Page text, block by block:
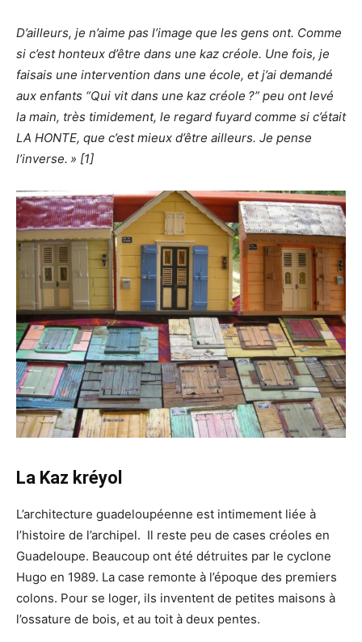
D’ailleurs, je n’aime pas l’image que les gens ont. Comme
si c’est honteux d’être dans une kaz créole. Une fois, je
faisais une intervention dans une école, et j’ai demandé
aux enfants “Qui vit dans une kaz créole ?” peu ont levé
la main, très timidement, le regard fuyard comme si c’était
LA HONTE, que c’est mieux d’être ailleurs. Je pense
l’inverse. » [1]
La Kaz kréyol
L’architecture guadeloupéenne est intimement liée à
l’histoire de l’archipel. Il reste peu de cases créoles en
Guadeloupe. Beaucoup ont été détruites par le cyclone
Hugo en 1989. La case remonte à l’époque des premiers
colons. Pour se loger, ils inventent de petites maisons à
l’ossature de bois, et au toit à deux pentes.